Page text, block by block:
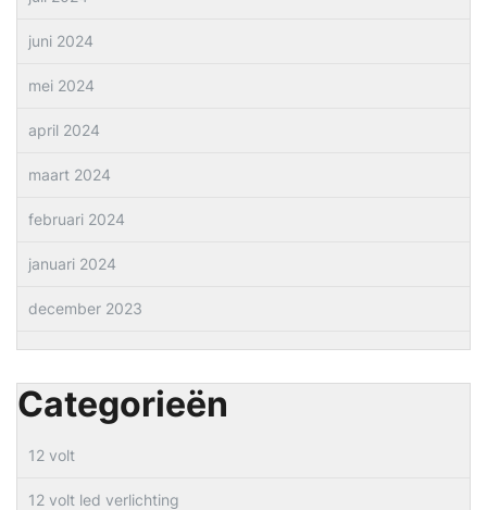
juni 2024
mei 2024
april 2024
maart 2024
februari 2024
januari 2024
december 2023
Categorieën
12 volt
12 volt led verlichting